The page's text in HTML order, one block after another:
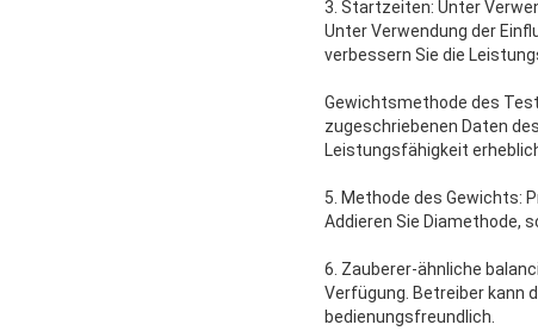
3. Startzeiten: Unter
Unter Verwendung der
verbessern Sie die
Gewichtsmethode des
zugeschriebenen Daten
Leistungsfähigkeit
5. Methode des Gewichts:
Addieren Sie Diamethode,
6. Zauberer-ähnliche
Verfügung. Betreiber kann
bedienungsfreundlich.